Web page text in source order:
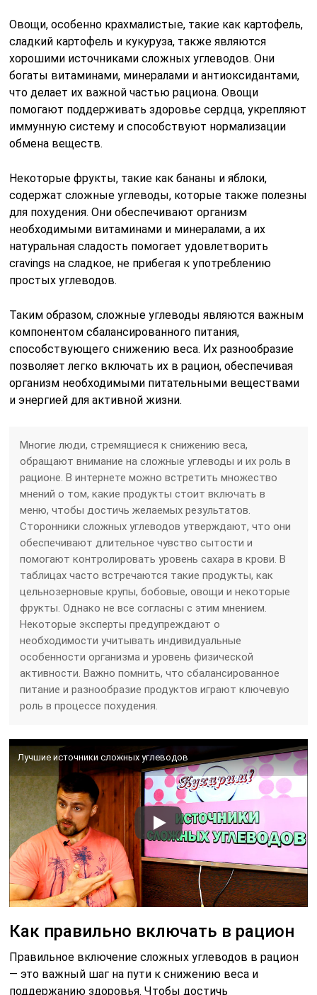
Овощи, особенно крахмалистые, такие как картофель,
сладкий картофель и кукуруза, также являются
хорошими источниками сложных углеводов. Они
богаты витаминами, минералами и антиоксидантами,
что делает их важной частью рациона. Овощи
помогают поддерживать здоровье сердца, укрепляют
иммунную систему и способствуют нормализации
обмена веществ.
Некоторые фрукты, такие как бананы и яблоки,
содержат сложные углеводы, которые также полезны
для похудения. Они обеспечивают организм
необходимыми витаминами и минералами, а их
натуральная сладость помогает удовлетворить
cravings на сладкое, не прибегая к употреблению
простых углеводов.
Таким образом, сложные углеводы являются важным
компонентом сбалансированного питания,
способствующего снижению веса. Их разнообразие
позволяет легко включать их в рацион, обеспечивая
организм необходимыми питательными веществами
и энергией для активной жизни.
Многие люди, стремящиеся к снижению веса,
обращают внимание на сложные углеводы и их роль в
рационе. В интернете можно встретить множество
мнений о том, какие продукты стоит включать в
меню, чтобы достичь желаемых результатов.
Сторонники сложных углеводов утверждают, что они
обеспечивают длительное чувство сытости и
помогают контролировать уровень сахара в крови. В
таблицах часто встречаются такие продукты, как
цельнозерновые крупы, бобовые, овощи и некоторые
фрукты. Однако не все согласны с этим мнением.
Некоторые эксперты предупреждают о
необходимости учитывать индивидуальные
особенности организма и уровень физической
активности. Важно помнить, что сбалансированное
питание и разнообразие продуктов играют ключевую
роль в процессе похудения.
Лучшие источники сложных углеводов
Как правильно включать в рацион
Правильное включение сложных углеводов в рацион
— это важный шаг на пути к снижению веса и
поддержанию здоровья. Чтобы достичь